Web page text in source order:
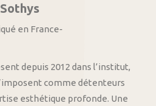
Sothys
en France-
depuis 2012 dans l’institut,
comme détenteurs
esthétique profonde. Une